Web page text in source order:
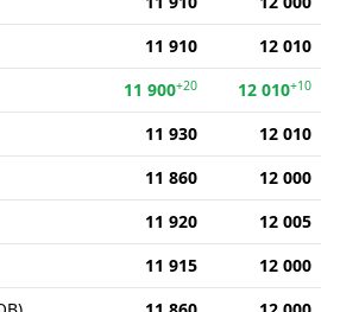
11 910
12 010
11 900+20 12 010+10
11 930
12 010
11 860
12 000
11 920
12 005
11 915
12 000